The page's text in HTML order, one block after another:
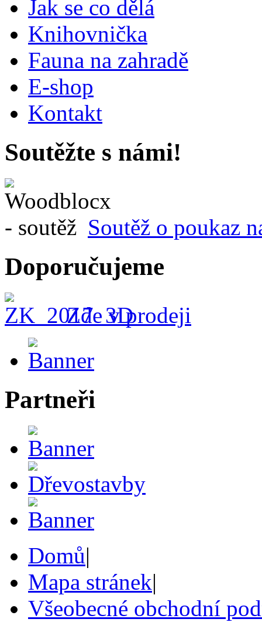
Jak se co dělá
Knihovnička
Fauna na zahradě
E-shop
Kontakt
Soutěžte s námi!
Soutěž o poukaz
Doporučujeme
Zde v prodeji
Partneři
Domů|
Mapa stránek|
Všeobecné obchodní